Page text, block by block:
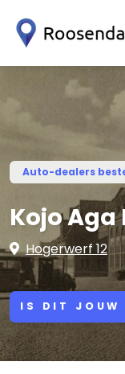
Auto-dealers
Kojo Aga
Hogerwerf 12
IS DIT JOUW